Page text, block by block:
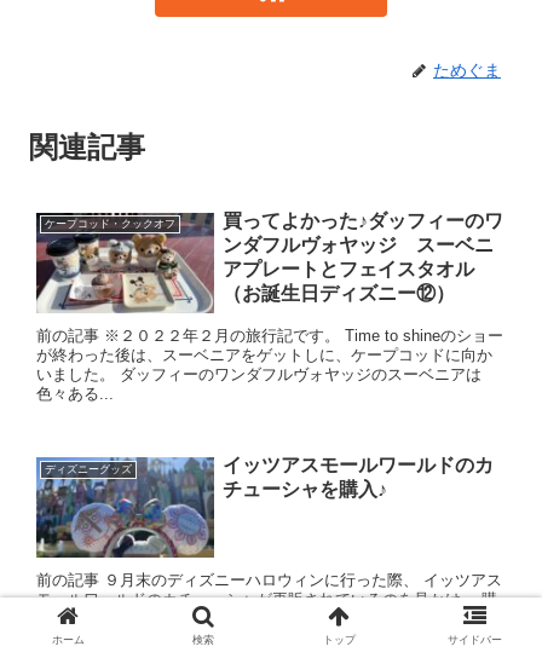
ためぐま
関連記事
ケープコッド・クックオフ
買ってよかった♪ダッフィーのワ
ンダフルヴォヤッジ スーベニ
アプレートとフェイスタオル
（お誕生日ディズニー⑫）
前の記事 ※２０２２年２月の旅行記です。 Time to shineのショー
が終わった後は、スーベニアをゲットしに、ケープコッドに向か
いました。 ダッフィーのワンダフルヴォヤッジのスーベニアは
色々ある...
ディズニーグッズ
イッツアスモールワールドのカ
チューシャを購入♪
前の記事 ９月末のディズニーハロウィンに行った際、 イッツアス
モールワールドのカチューシャが再販されているのを見かけ、 購
入しました♪ 価格は1,900円です。表はHELLO...
ホーム 検索 トップ サイドバー